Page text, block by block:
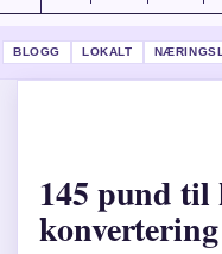
BLOGG LOKALT
145 pund til